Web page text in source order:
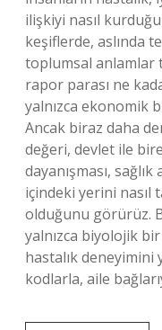
ilişkiyi nasıl
keşiflerde, aslında
toplumsal anlamlar
rapor parası ne
yalnızca ekonomik
Ancak biraz daha
değeri, devlet ile
dayanışması,
içindeki yerini nasıl
olduğunu görürüz.
yalnızca biyolojik
hastalık deneyimini
kodlarla, aile